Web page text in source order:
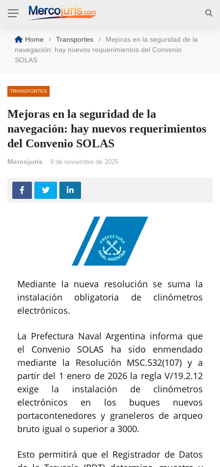
Home › Transportes ›
Mejoras en la seguridad de la
navegación: hay nuevos requerimientos del Convenio
SOLAS
TRANSPORTES
Mejoras en la seguridad de la
navegación: hay nuevos requerimientos
del Convenio SOLAS
Mercojuris 9 de noviembre de 2025
Mediante la nueva resolución se suma la
instalación obligatoria de clinómetros
electrónicos.
La Prefectura Naval Argentina informa que
el Convenio SOLAS ha sido enmendado
mediante la Resolución MSC.532(107) y a
partir del 1 enero de 2026 la regla V/19.2.12
exige la instalación de clinómetros
electrónicos en los buques nuevos
portacontenedores y graneleros de arqueo
bruto igual o superior a 3000.
Esto permitirá que el Registrador de Datos